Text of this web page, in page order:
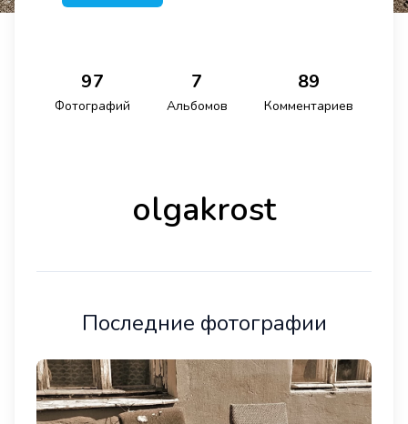
97
Фотографий
7
Альбомов
89
Комментариев
olgakrost
Последние фотографии